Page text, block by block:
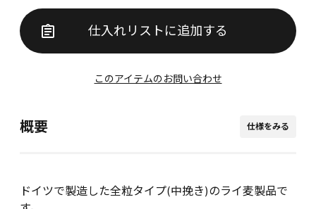
仕入れリストに追加する
このアイテムのお問い合わせ
概要 仕様をみる
ドイツで製造した全粒タイプ(中挽き)のライ麦製品で